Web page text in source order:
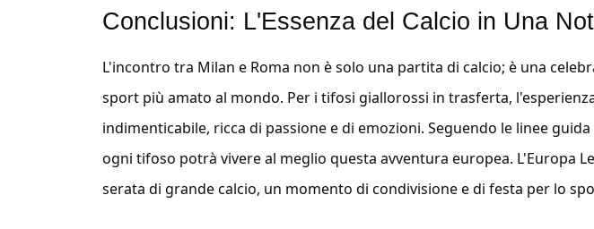
Conclusioni: L'Essenza del Calcio in Una
L'incontro tra Milan e Roma non è solo una partita di calcio; è una
sport più amato al mondo. Per i tifosi giallorossi in trasferta,
indimenticabile, ricca di passione e di emozioni. Seguendo le linee
ogni tifoso potrà vivere al meglio questa avventura europea. L'Europa
serata di grande calcio, un momento di condivisione e di festa per lo